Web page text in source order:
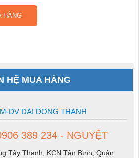
HỆ MUA HÀNG
DV DAI DONG THANH
389 234 - NGUYỆT
Tây Thạnh, KCN Tân Bình, Quận